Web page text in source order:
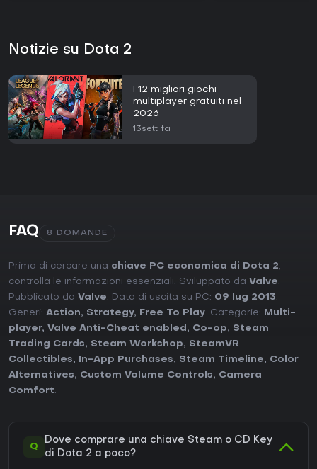
Notizie su Dota 2
I 12 migliori giochi
multiplayer gratuiti nel
2026
13sett fa
FAQ 8 DOMANDE
Prima di cercare una chiave PC economica di Dota 2,
controlla le informazioni essenziali. Sviluppato da Valve.
Pubblicato da Valve. Data di uscita su PC: 09 lug 2013.
Generi: Action, Strategy, Free To Play. Categorie:
Multi-
player, Valve Anti-Cheat enabled , Co-op, Steam
Trading Cards, Steam Workshop, SteamVR
Collectibles, In-App Purchases, Steam Timeline, Color
Alternatives, Custom Volume Controls, Camera
Comfort.
Q
Dove comprare una chiave Steam o CD Key
di Dota 2 a poco?